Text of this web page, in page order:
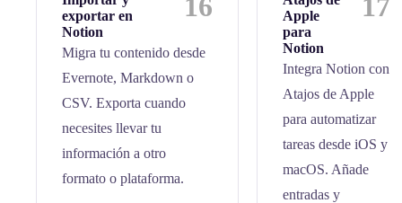
exportar en
Notion
Migra tu contenido desde
Evernote, Markdown o
CSV. Exporta cuando
necesites llevar tu
información a otro
formato o plataforma.
Apple
para
Notion
Integra Notion con
Atajos de Apple
para automatizar
tareas desde iOS y
macOS. Añade
entradas y